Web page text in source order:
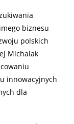
biznesu
polskich
Michalak
innowacyjnych
dla